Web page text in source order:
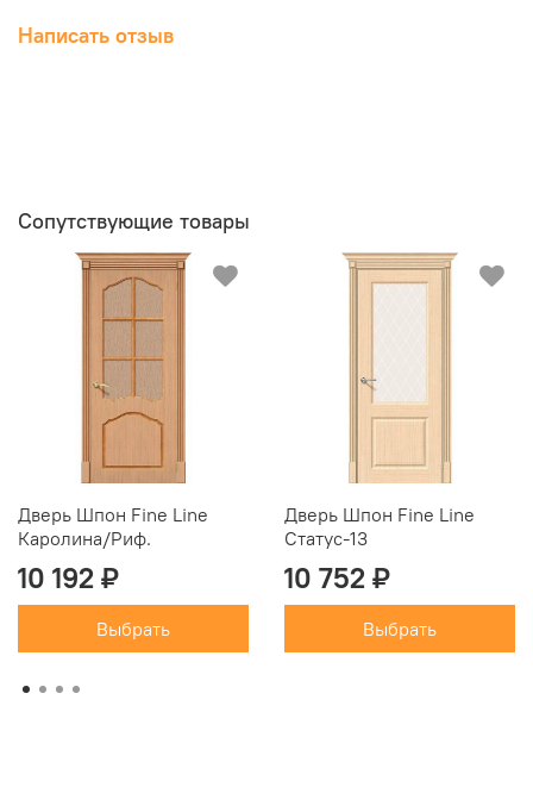
Написать отзыв
Сопутствующие товары
Дверь Шпон Fine Line
Каролина/Риф.
10 192 ₽
Выбрать
Дверь Шпон Fine Line
Статус-13
10 752 ₽
Выбрать